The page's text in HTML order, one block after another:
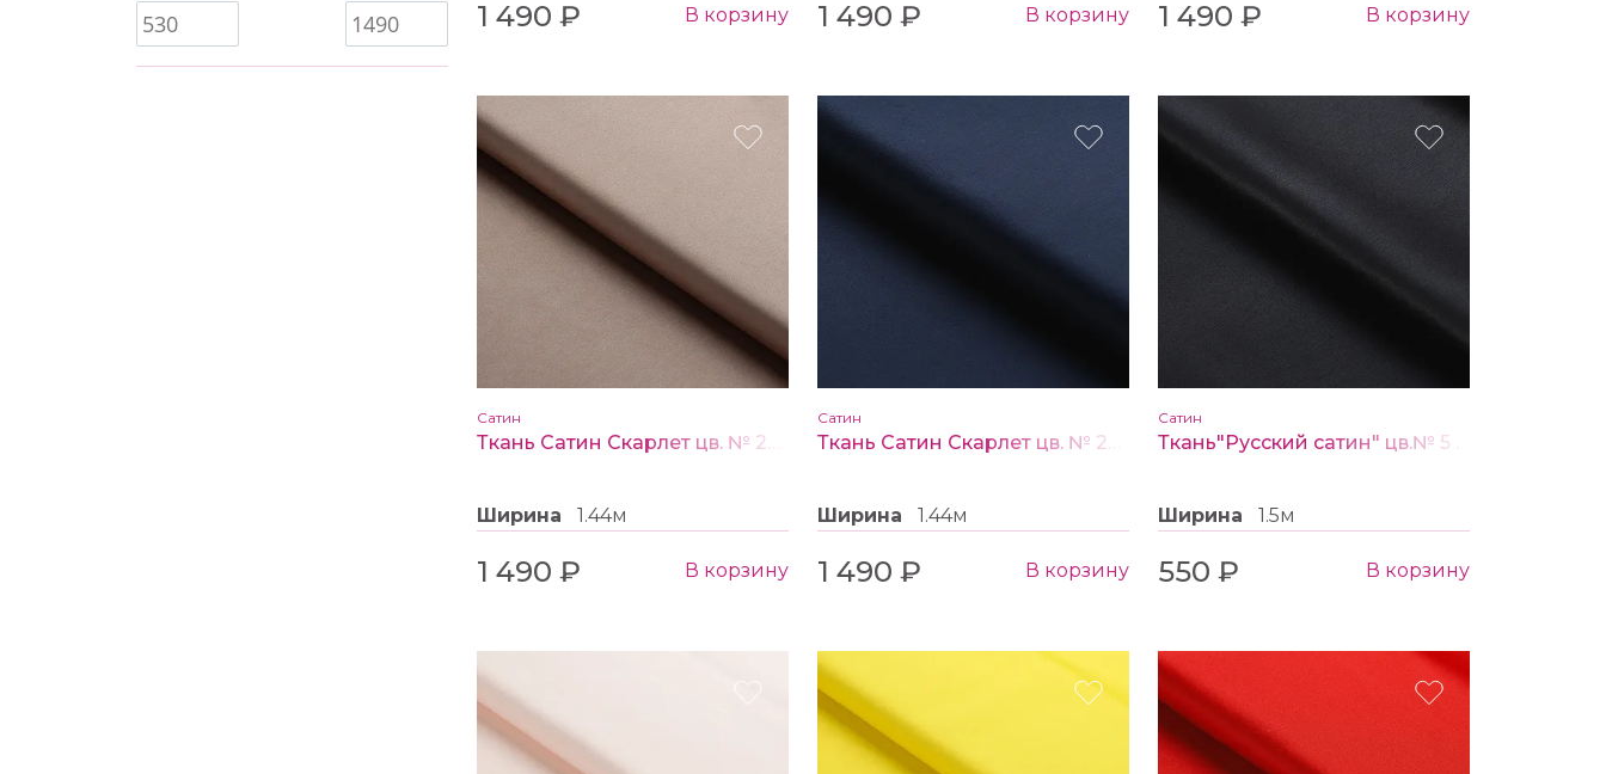
1 490 ₽ В корзину 1 490 ₽ В корзину 1 490 ₽ В корзину
Сатин
Ткань Сатин Скарлет цв. № 24 кофейный
Ширина 1.44м
1 490 ₽ В корзину
Сатин
Ткань Сатин Скарлет цв. № 20 темно-синий
Ширина 1.44м
1 490 ₽ В корзину
Сатин
Ширина 1.5м
550 ₽ В корзину